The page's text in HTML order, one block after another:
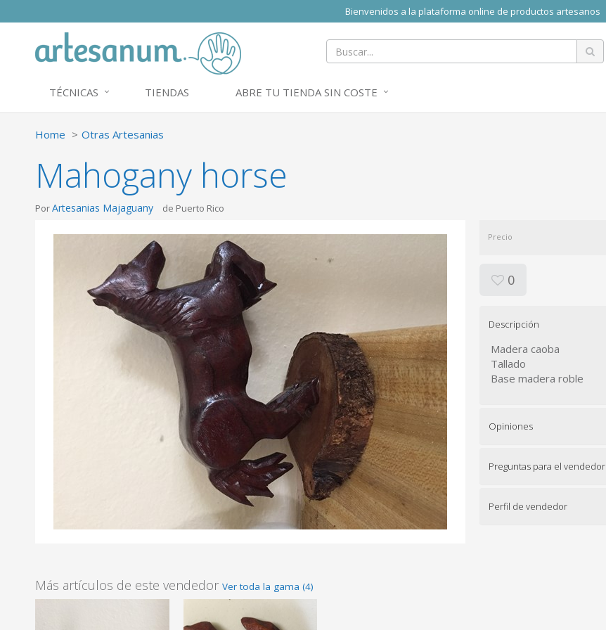
Bienvenidos a la plataforma online de productos artesanos
TÉCNICAS TIENDAS ABRE TU TIENDA SIN COSTE
Home Otras Artesanias
Mahogany horse
PorArtesanias Majaguany de Puerto Rico
Más artículos de este vendedor Ver toda la gama (4)
Precio
0
Descripción
Madera caoba
Tallado
Base madera roble
Opiniones
Preguntas para el vendedor
Perfil de vendedor